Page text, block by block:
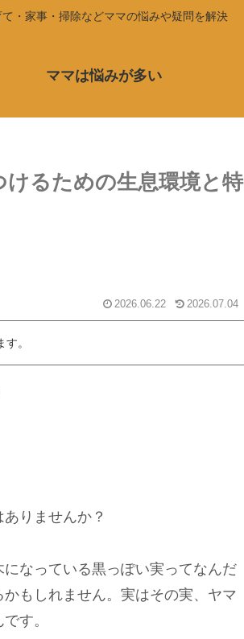
て・家事・掃除などママの悩みや疑問を解決
ママは悩みが多い
るための生息環境と特
2026.06.22 2026.07.04
。
りませんか？
なっている黒っぽい実ってなんだ
もしれません。実はその実、ヤマ
す。